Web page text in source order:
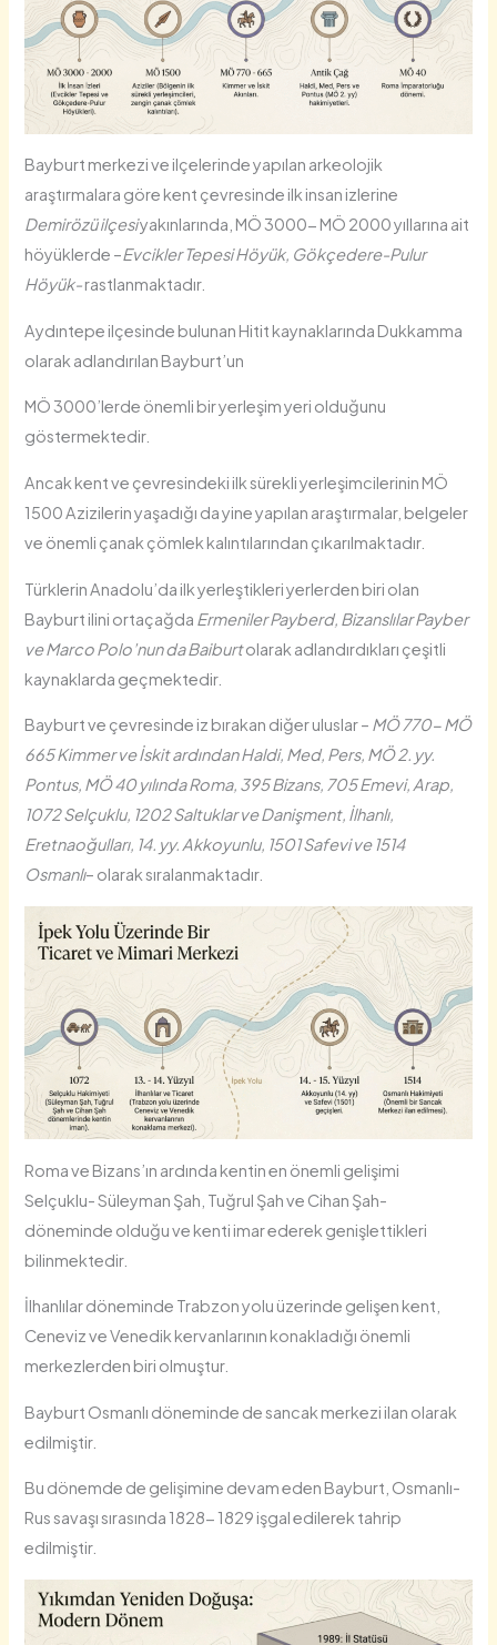
Bayburt merkezi ve ilçelerinde yapılan arkeolojik
araştırmalara göre kent çevresinde ilk insan izlerine
Demirözü ilçesiyakınlarında, MÖ 3000- MÖ 2000 yıllarına ait
höyüklerde –Evcikler Tepesi Höyük, Gökçedere-Pulur
Höyük-rastlanmaktadır.
Aydıntepe ilçesinde bulunan Hitit kaynaklarında Dukkamma
olarak adlandırılan Bayburt’un
MÖ 3000’lerde önemli bir yerleşim yeri olduğunu
göstermektedir.
Ancak kent ve çevresindeki ilk sürekli yerleşimcilerinin MÖ
1500 Azizilerin yaşadığı da yine yapılan araştırmalar, belgeler
ve önemli çanak çömlek kalıntılarından çıkarılmaktadır.
Türklerin Anadolu’da ilk yerleştikleri yerlerden biri olan
Bayburt ilini ortaçağda Ermeniler Payberd, Bizanslılar Payber
ve Marco Polo’nun da Baiburtolarak adlandırdıkları çeşitli
kaynaklarda geçmektedir.
Bayburt ve çevresinde iz bırakan diğer uluslar – MÖ 770- MÖ
665 Kimmer ve İskit ardından Haldi, Med, Pers, MÖ 2. yy.
Pontus, MÖ 40 yılında Roma, 395 Bizans, 705 Emevi, Arap,
1072 Selçuklu, 1202 Saltuklar ve Danişment, İlhanlı,
Eretnaoğulları, 14. yy. Akkoyunlu, 1501 Safevi ve 1514
Osmanlı– olarak sıralanmaktadır.
Roma ve Bizans’ın ardında kentin en önemli gelişimi
Selçuklu- Süleyman Şah, Tuğrul Şah ve Cihan Şah-
döneminde olduğu ve kenti imar ederek genişlettikleri
bilinmektedir.
İlhanlılar döneminde Trabzon yolu üzerinde gelişen kent,
Ceneviz ve Venedik kervanlarının konakladığı önemli
merkezlerden biri olmuştur.
Bayburt Osmanlı döneminde de sancak merkezi ilan olarak
edilmiştir.
Bu dönemde de gelişimine devam eden Bayburt, Osmanlı-
Rus savaşı sırasında 1828- 1829 işgal edilerek tahrip
edilmiştir.